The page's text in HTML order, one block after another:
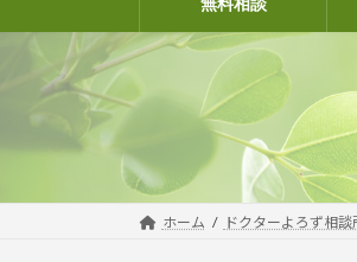
ホーム ドクターよろず相談